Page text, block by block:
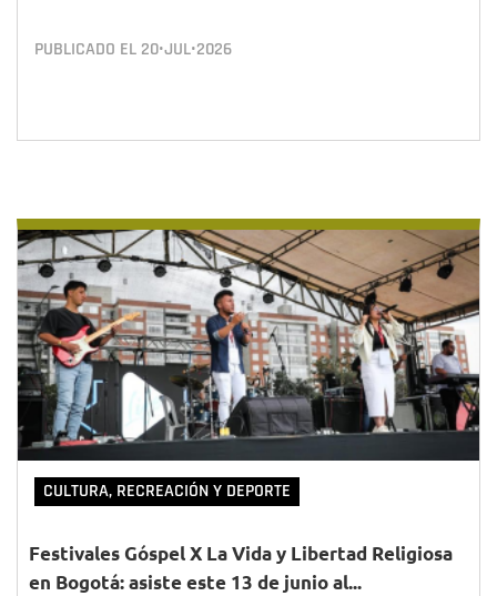
PUBLICADO EL 20•JUL•2026
CULTURA, RECREACIÓN Y DEPORTE
Festivales Góspel X La Vida y Libertad Religiosa
en Bogotá: asiste este 13 de junio al...